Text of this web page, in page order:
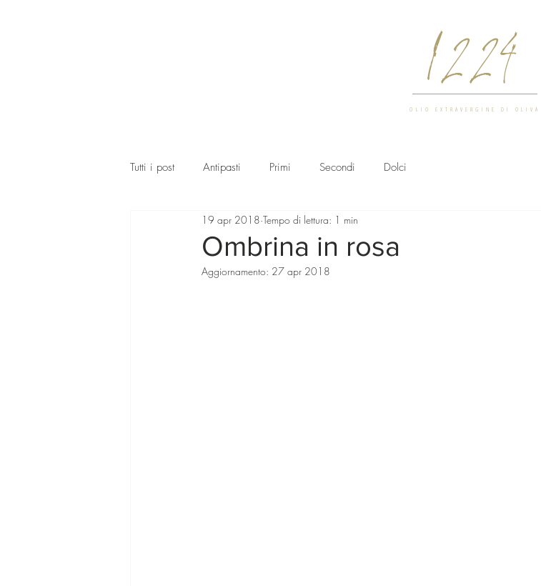
1224
OLIO EXTRAVERGINE DI OLIVA
Tutti i post Antipasti Primi Secondi Dolci
Ombrina in rosa
19 apr 2018 Tempo di lettura: 1 min
Aggiornamento: 27 apr 2018